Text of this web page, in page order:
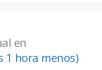
en
1 hora menos)